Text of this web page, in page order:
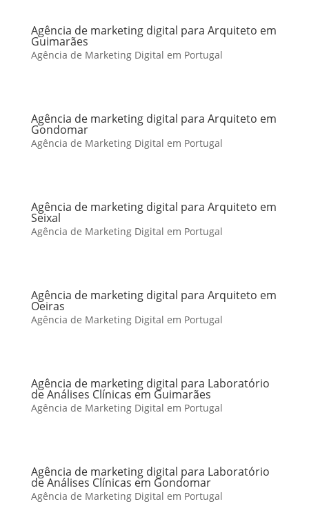
Agência de marketing digital para Arquiteto em
Guimarães
Agência de Marketing Digital em Portugal
Agência de marketing digital para Arquiteto em
Gondomar
Agência de Marketing Digital em Portugal
Agência de marketing digital para Arquiteto em
Seixal
Agência de Marketing Digital em Portugal
Agência de marketing digital para Arquiteto em
Oeiras
Agência de Marketing Digital em Portugal
Agência de marketing digital para Laboratório
de Análises Clínicas em Guimarães
Agência de Marketing Digital em Portugal
Agência de marketing digital para Laboratório
de Análises Clínicas em Gondomar
Agência de Marketing Digital em Portugal